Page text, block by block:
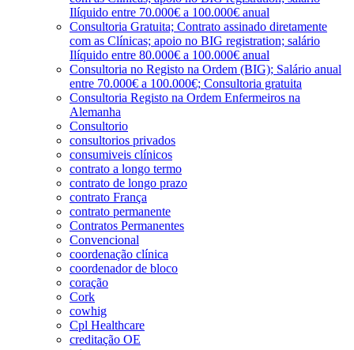
Ilíquido entre 70.000€ a 100.000€ anual
Consultoria Gratuita; Contrato assinado diretamente
com as Clínicas; apoio no BIG registration; salário
Ilíquido entre 80.000€ a 100.000€ anual
Consultoria no Registo na Ordem (BIG); Salário anual
entre 70.000€ a 100.000€; Consultoria gratuita
Consultoria Registo na Ordem Enfermeiros na
Alemanha
Consultorio
consultorios privados
consumiveis clínicos
contrato a longo termo
contrato de longo prazo
contrato França
contrato permanente
Contratos Permanentes
Convencional
coordenação clínica
coordenador de bloco
coração
Cork
cowhig
Cpl Healthcare
creditação OE